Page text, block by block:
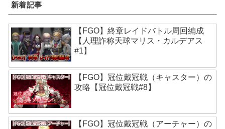
新着記事
【FGO】終章レイドバトル周回編成
【人理詐称天球マリス・カルデアス
#1】
【FGO】冠位戴冠戦（キャスター）の
攻略【冠位戴冠戦#8】
【FGO】冠位戴冠戦（アーチャー）の